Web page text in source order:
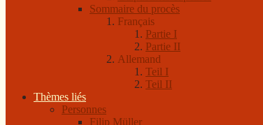
Sommaire du procès
Français
Partie I
Partie II
Allemand
Teil I
Teil II
Thèmes liés
Personnes
Filip Müller